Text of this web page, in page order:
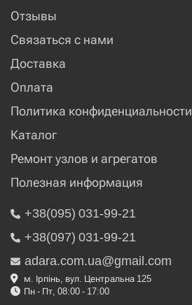
Отзывы
Связаться с нами
Доставка
Оплата
Политика конфиденциальности
Каталог
Ремонт узлов и агрегатов
Полезная информация
+38(095) 031-99-21
+38(097) 031-99-21
adara.com.ua@gmail.com
м. Ірпінь, вул. Центральна 125
Пн - Пт, 08:00 - 17:00